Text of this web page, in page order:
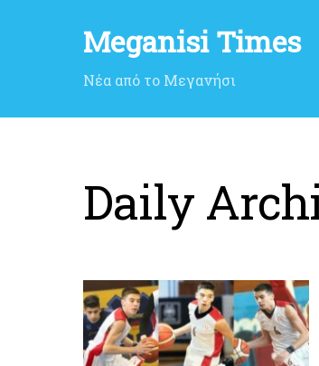
Meganisi Times
Νέα από το Μεγανήσι
Daily